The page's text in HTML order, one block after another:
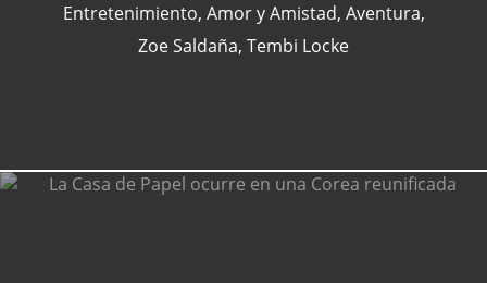
Entretenimiento, Amor y Amistad, Aventura,
Zoe Saldaña, Tembi Locke